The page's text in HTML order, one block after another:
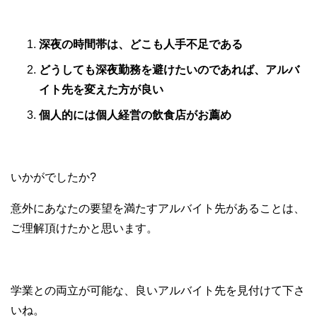
深夜の時間帯は、どこも人手不足である
どうしても深夜勤務を避けたいのであれば、アルバ
イト先を変えた方が良い
個人的には個人経営の飲食店がお薦め
いかがでしたか?
意外にあなたの要望を満たすアルバイト先があることは、
ご理解頂けたかと思います。
学業との両立が可能な、良いアルバイト先を見付けて下さ
いね。